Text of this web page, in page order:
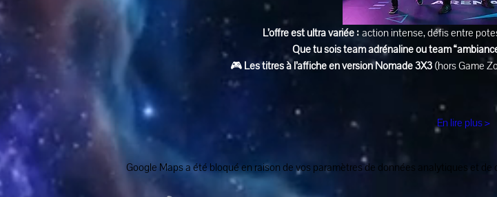
L’offre est ultra variée : action intense, défis entre
Que tu sois team adrénaline ou team
🎮 Les titres à l’affiche en version Nomade 3X3 (hors Game
En lire plus >
Google Maps a été bloqué en raison de vos paramètres de données analytiques et de